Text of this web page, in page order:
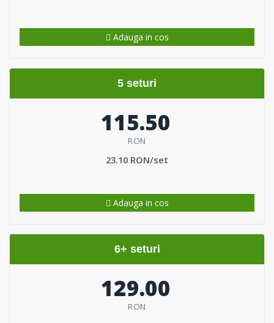
Adauga in cos
5 seturi
115.50
RON
23.10 RON/set
Adauga in cos
6+ seturi
129.00
RON